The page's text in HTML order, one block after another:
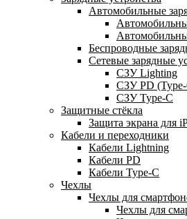
Автомобильные
Беспроводные
Сетевые зарядные
СЗУ Lighting
СЗУ PD
СЗУ Type-C
Защитные стёкла
Защита экрана для
Кабели и переходники
Кабели Lightning
Кабели PD
Кабели Type-C
Чехлы
Чехлы для
Чехлы для